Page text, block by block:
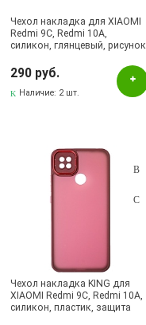
Чехол накладка для XIAOMI
Redmi 9C, Redmi 10A,
силикон, глянцевый, рисунок
290 руб.
Наличие: 2 шт.
Чехол накладка KING для
XIAOMI Redmi 9C, Redmi 10A,
силикон, пластик, защита